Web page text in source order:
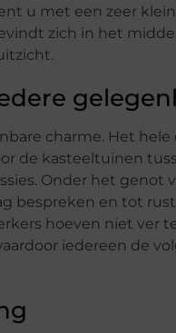
u met een zeer
zich in het
charme. Het
de kasteeltuinen
Onder het genot
bespreken en tot
hoeven niet ver
iedereen de